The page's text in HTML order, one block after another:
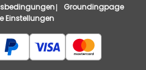
Groundingpage
Einstellungen